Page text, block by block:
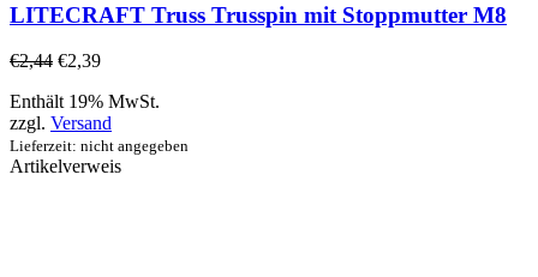
LITECRAFT Truss Trusspin mit Stoppmutter M8
€2,44 €2,39
Enthält 19% MwSt.
zzgl. Versand
Lieferzeit: nicht angegeben
Artikelverweis